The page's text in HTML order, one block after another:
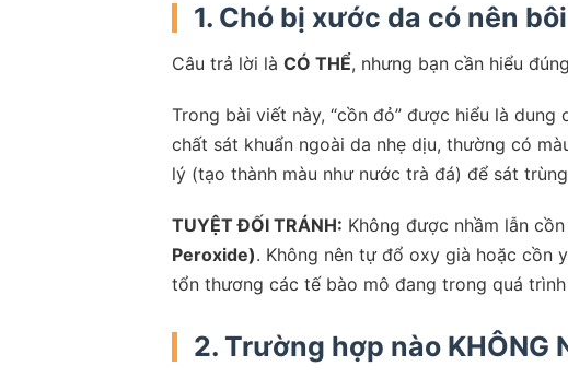
1. Chó bị xước da có nên
Câu trả lời là CÓ THỂ, nhưng bạn cần hiểu
Trong bài viết này, “cồn đỏ” được hiểu là dung
chất sát khuẩn ngoài da nhẹ dịu, thường có
lý (tạo thành màu như nước trà đá) để sát
TUYỆT ĐỐI TRÁNH: Không được nhầm lẫn
Peroxide). Không nên tự đổ oxy già hoặc cồn
tổn thương các tế bào mô đang trong quá trình
2. Trường hợp nào KHÔNG